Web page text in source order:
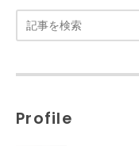
Profile